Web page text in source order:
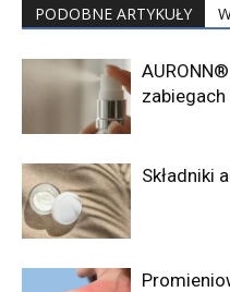
PODOBNE ARTYKUŁY
Składniki